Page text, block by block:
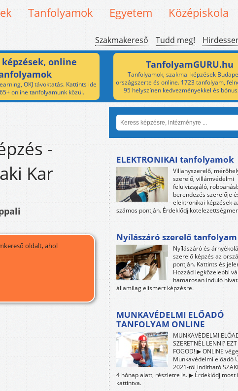
Tanfolyamok Egyetem Középiskola
Szakmakereső Tudd meg!
online
OKJ távoktatás. Kattints ide
online tanfolyamunk közül.
TanfolyamGURU.hu
Tanfolyamok, szakmai képzések
országszerte és online. 1723 tanfolyam,
95 helyszínen kedvezményekkel és
-
Kar
oldalt, ahol
ELEKTRONIKAI tanfolyamok
Villanyszerelő,
szerelő, villámvédelmi
felülvizsgáló,
berendezés szerelője
elektronikai képzések
számos pontján. Érdeklődj
Nyílászáró szerelő tanfolyam
Nyílászáró és
szerelő képzés az
pontján. Kattints és
Hozzád legközelebbi
hamarosan induló
államilag elismert képzésre.
MUNKAVÉDELMI ELŐADÓ
TANFOLYAM ONLINE
MUNKAVÉDELMI
SZERETNÉL LENNI?
FOGOD! ▶ ONLINE
Munkavédelmi előadó
2021-től indítható
4 hónap alatt, részletre is. ▶ Érdeklődj most
kattintva.